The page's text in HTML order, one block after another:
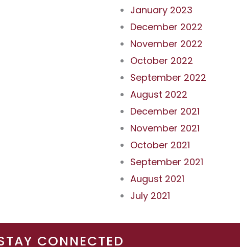
January 2023
December 2022
November 2022
October 2022
September 2022
August 2022
December 2021
November 2021
October 2021
September 2021
August 2021
July 2021
CONNECTED